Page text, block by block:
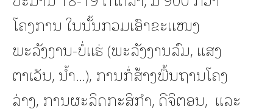
ໂຄງການ ໃນນັ້ນກວມເອົາຂະແໜງ
ພະລັງງານ-ບໍ່ແຮ່ (ພະລັງງານລົມ, ແສງ
ຕາເວັນ, ນໍ້າ…), ການກໍ່ສ້າງພື້ນຖານໂຄງ
ລ່າງ, ການຜະລິດກະສິກໍາ, ດີຈິຕອນ, ແລະ